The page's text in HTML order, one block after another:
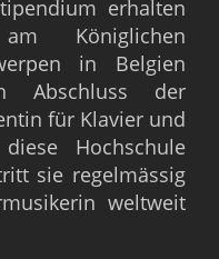
erhalten
Königlichen
in Belgien
Abschluss der
für Klavier und
Hochschule
sie regelmässig
weltweit